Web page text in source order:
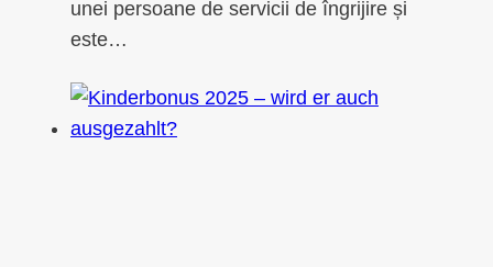
unei persoane de servicii de îngrijire și
este…